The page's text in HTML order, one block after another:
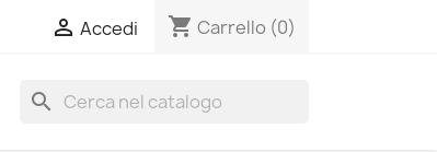
 Accedi shopping_cart Carrello (0)
search